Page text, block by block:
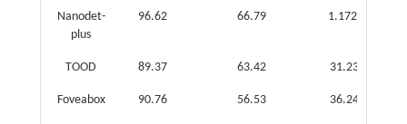
Nanodet-
plus
96.62 66.79 1.172 6
TOOD 89.37 63.42 31.234
Foveabox 90.76 56.53 36.244